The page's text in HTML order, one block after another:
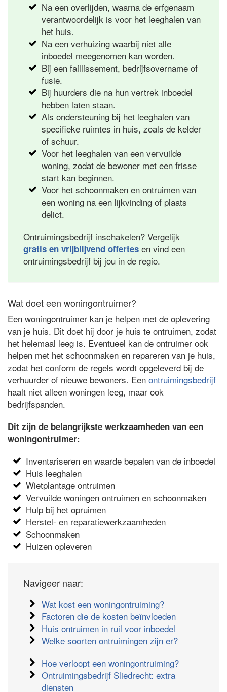
Na een overlijden, waarna de erfgenaam
verantwoordelijk is voor het leeghalen van
het huis.
Na een verhuizing waarbij niet alle
inboedel meegenomen kan worden.
Bij een faillissement, bedrijfsovername of
fusie.
Bij huurders die na hun vertrek inboedel
hebben laten staan.
Als ondersteuning bij het leeghalen van
specifieke ruimtes in huis, zoals de kelder
of schuur.
Voor het leeghalen van een vervuilde
woning, zodat de bewoner met een frisse
start kan beginnen.
Voor het schoonmaken en ontruimen van
een woning na een lijkvinding of plaats
delict.
Ontruimingsbedrijf inschakelen? Vergelijk
gratis en vrijblijvend offertes en vind een
ontruimingsbedrijf bij jou in de regio.
Wat doet een woningontruimer?
Een woningontruimer kan je helpen met de oplevering
van je huis. Dit doet hij door je huis te ontruimen, zodat
het helemaal leeg is. Eventueel kan de ontruimer ook
helpen met het schoonmaken en repareren van je huis,
zodat het conform de regels wordt opgeleverd bij de
verhuurder of nieuwe bewoners. Een ontruimingsbedrijf
haalt niet alleen woningen leeg, maar ook
bedrijfspanden.
Dit zijn de belangrijkste werkzaamheden van een
woningontruimer:
Inventariseren en waarde bepalen van de inboedel
Huis leeghalen
Wietplantage ontruimen
Vervuilde woningen ontruimen en schoonmaken
Hulp bij het opruimen
Herstel- en reparatiewerkzaamheden
Schoonmaken
Huizen opleveren
Navigeer naar:
Wat kost een woningontruiming?
Factoren die de kosten beïnvloeden
Huis ontruimen in ruil voor inboedel
Welke soorten ontruimingen zijn er?
Hoe verloopt een woningontruiming?
Ontruimingsbedrijf Sliedrecht: extra
diensten